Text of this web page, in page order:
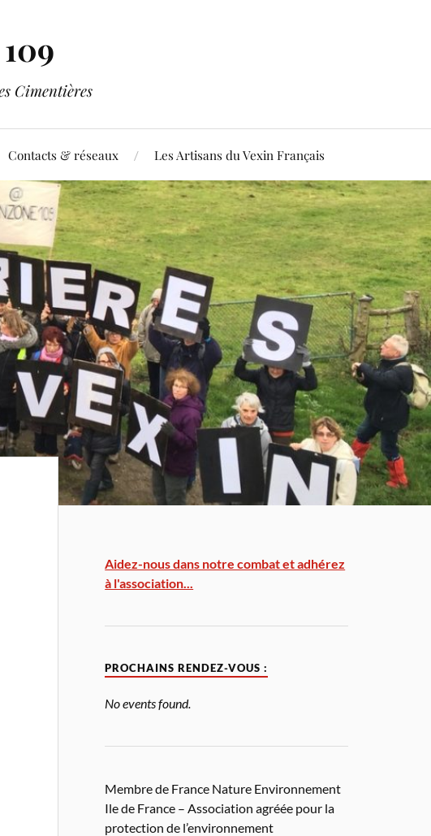
Cimentières
Contacts & réseaux Les Artisans du Vexin Français
Aidez-nous dans notre combat et adhérez
à l'association...
PROCHAINS RENDEZ-VOUS :
No events found.
Membre de France Nature Environnement
Ile de France – Association agréée pour la
protection de l’environnement